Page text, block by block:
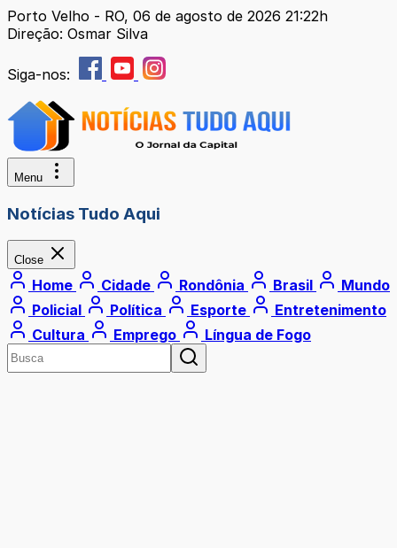
Porto Velho - RO, 06 de agosto de 2026 21:22h
Direção: Osmar Silva
Siga-nos:
Menu
Notícias Tudo Aqui
Close
Home Cidade Rondônia Brasil
Mundo
Policial
Política Esporte
Entretenimento
Cultura
Emprego Língua de Fogo